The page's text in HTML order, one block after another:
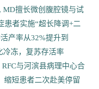
MD擅长微创腹腔镜与试
患者实施“超长降调+二
产率从32%提升到
冷冻，复苏存活率
与河滨县病理中心合
缩短患者二次赴美停留